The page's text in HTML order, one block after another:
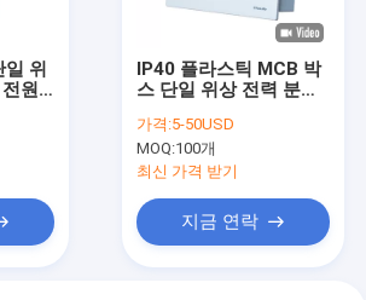
위
원
IP40 플라스틱 MCB 박
스 단일 위상 전력 분배
가격:5-50USD
MOQ:100개
최신 가격 받기
지금 연락